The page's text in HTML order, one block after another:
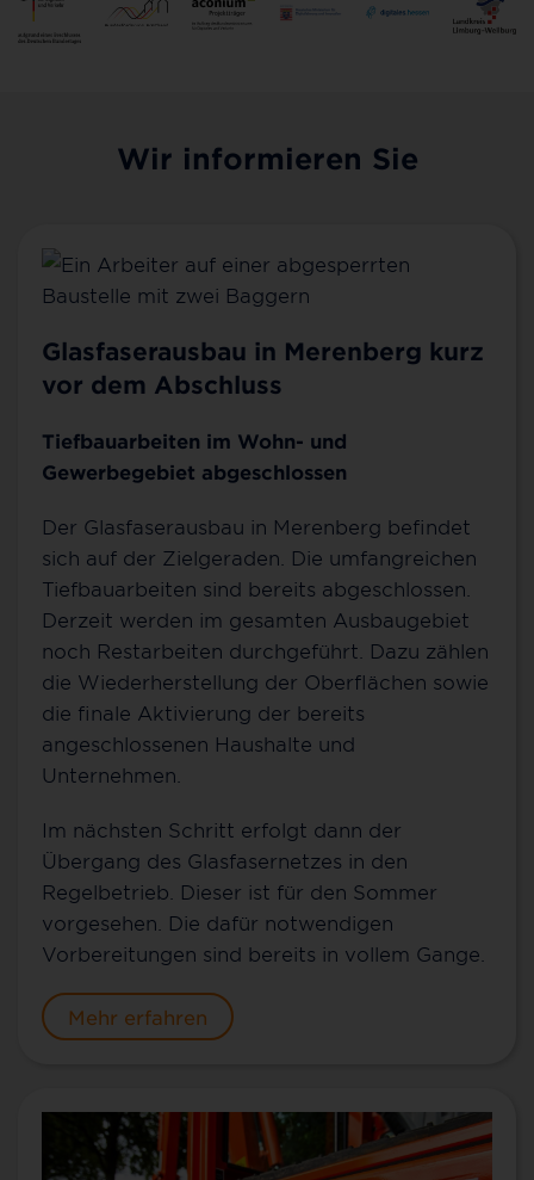
Wir informieren Sie
Glasfaserausbau in Merenberg kurz
vor dem Abschluss
Tiefbauarbeiten im Wohn- und
Gewerbegebiet abgeschlossen
Der Glasfaserausbau in Merenberg befindet
sich auf der Zielgeraden. Die umfangreichen
Tiefbauarbeiten sind bereits abgeschlossen.
Derzeit werden im gesamten Ausbaugebiet
noch Restarbeiten durchgeführt. Dazu zählen
die Wiederherstellung der Oberflächen sowie
die finale Aktivierung der bereits
angeschlossenen Haushalte und
Unternehmen.
Im nächsten Schritt erfolgt dann der
Übergang des Glasfasernetzes in den
Regelbetrieb. Dieser ist für den Sommer
vorgesehen. Die dafür notwendigen
Vorbereitungen sind bereits in vollem Gange.
Mehr erfahren